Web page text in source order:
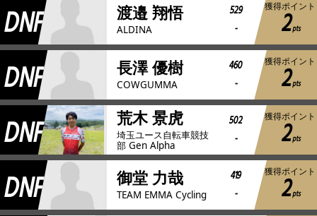
DNF 渡邉 翔悟
ALDINA
529
-
獲得ポイント
2pts
DNF 長澤 優樹
COWGUMMA
460
-
獲得ポイント
2pts
DNF 荒木 景虎
埼玉ユース自転車競技
部 Gen Alpha
502
-
獲得ポイント
2pts
DNF 御堂 力哉
TEAM EMMA Cycling
419
-
獲得ポイント
2pts